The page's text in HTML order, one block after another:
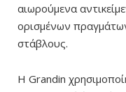
αιωρούμενα
ορισμένων
στάβλους.
Η Grandin